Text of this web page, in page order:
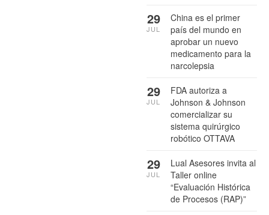
China es el primer
país del mundo en
aprobar un nuevo
medicamento para la
narcolepsia
29
JUL
FDA autoriza a
Johnson & Johnson
comercializar su
sistema quirúrgico
robótico OTTAVA
29
JUL
Lual Asesores invita al
Taller online
“Evaluación Histórica
de Procesos (RAP)”
29
JUL